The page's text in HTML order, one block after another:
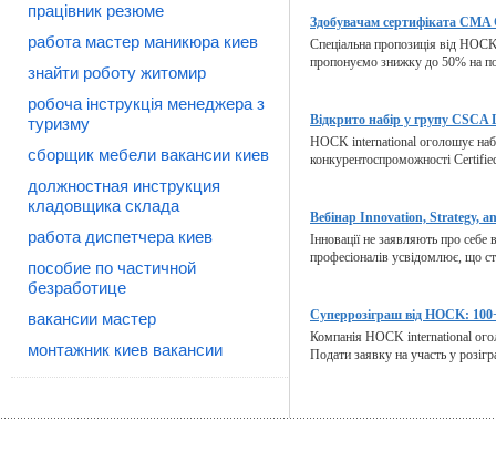
працівник резюме
работа мастер маникюра киев
знайти роботу житомир
робоча інструкція менеджера з
туризму
сборщик мебели вакансии киев
должностная инструкция
кладовщика склада
работа диспетчера киев
пособие по частичной
безработице
вакансии мастер
монтажник киев вакансии
Здобувачам сертифіката
Спеціальна пропозиція від
пропонуємо знижку до 50% на
Відкрито набір у групу CSCA
HOCK international оголошує
конкурентоспроможності
Вебінар Innovation, Strategy,
Інновації не заявляють про
професіоналів усвідомлює, що
Суперрозіграш від HOCK:
Компанія HOCK international
Подати заявку на участь у